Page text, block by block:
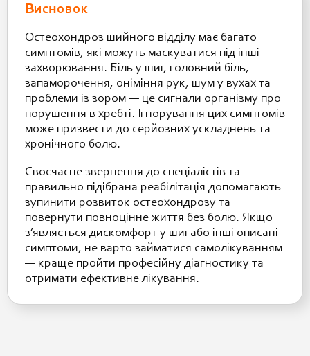
Висновок
Остеохондроз шийного відділу має багато
симптомів, які можуть маскуватися під інші
захворювання. Біль у шиї, головний біль,
запаморочення, оніміння рук, шум у вухах та
проблеми із зором — це сигнали організму про
порушення в хребті. Ігнорування цих симптомів
може призвести до серйозних ускладнень та
хронічного болю.
Своєчасне звернення до спеціалістів та
правильно підібрана реабілітація допомагають
зупинити розвиток остеохондрозу та
повернути повноцінне життя без болю. Якщо
з’являється дискомфорт у шиї або інші описані
симптоми, не варто займатися самолікуванням
— краще пройти професійну діагностику та
отримати ефективне лікування.